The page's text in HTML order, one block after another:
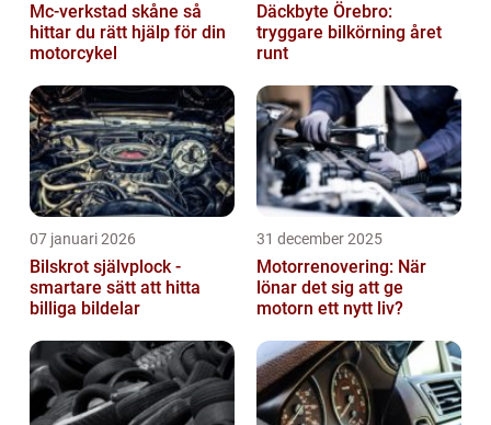
Mc-verkstad skåne så
hittar du rätt hjälp för din
motorcykel
Däckbyte Örebro:
tryggare bilkörning året
runt
07 januari 2026
Bilskrot självplock -
smartare sätt att hitta
billiga bildelar
31 december 2025
Motorrenovering: När
lönar det sig att ge
motorn ett nytt liv?